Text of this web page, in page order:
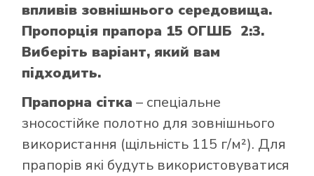
впливів зовнішнього середовища.
Пропорція прапора 15 ОГШБ 2:3.
Виберіть варіант, який вам
підходить.
Прапорна сітка – спеціальне
зносостійке полотно для зовнішнього
використання (щільність 115 г/м²). Для
прапорів які будуть використовуватися